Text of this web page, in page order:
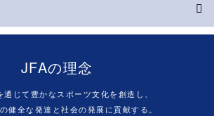
JFAの理念
通じて豊かなスポーツ文化を創造し、
健全な発達と社会の発展に貢献する。